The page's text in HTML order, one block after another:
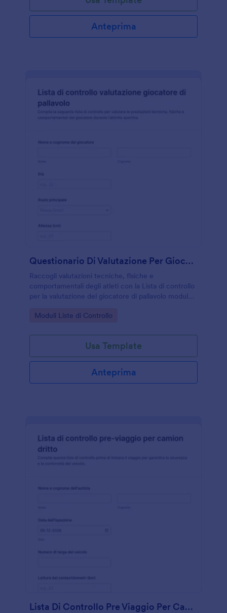
Anteprima
Questionario Di Valutazione Per Giocatori Di Pallavolo
Raccogli valutazioni tecniche, fisiche e
comportamentali degli atleti con la Lista di controllo
per la valutazione del giocatore di pallavolo modulo,
monitorare crescita e prestazioni.
Go to Category:
Moduli Liste di Controllo
Usa Template
Anteprima
Lista Di Controllo Pre Viaggio Per Camion Dritto